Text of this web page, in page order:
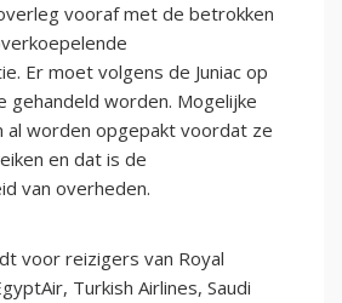
vooraf met de betrokken
Er moet volgens de Juniac op
gehandeld worden. Mogelijke
worden opgepakt voordat ze
en dat is de
van overheden.
voor reizigers van Royal
Turkish Airlines, Saudi